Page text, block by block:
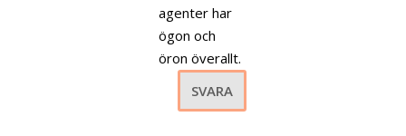
agenter har
ögon och
öron överallt.
SVARA